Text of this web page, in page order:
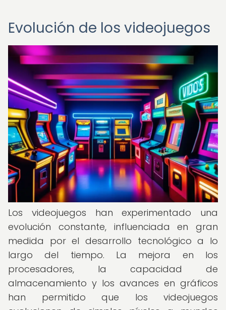
Evolución de los videojuegos
Los videojuegos han experimentado una
evolución constante, influenciada en gran
medida por el desarrollo tecnológico a lo
largo del tiempo. La mejora en los
procesadores, la capacidad de
almacenamiento y los avances en gráficos
han permitido que los videojuegos